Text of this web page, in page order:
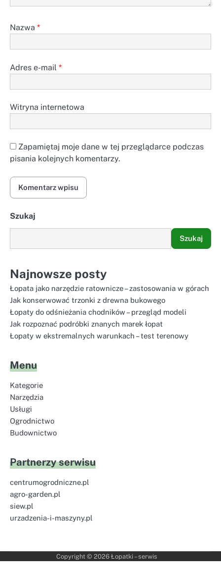
Nazwa *
Adres e-mail *
Witryna internetowa
Zapamiętaj moje dane w tej przeglądarce podczas
pisania kolejnych komentarzy.
Szukaj
Szukaj
Najnowsze posty
Łopata jako narzędzie ratownicze – zastosowania w górach
Jak konserwować trzonki z drewna bukowego
Łopaty do odśnieżania chodników – przegląd modeli
Jak rozpoznać podróbki znanych marek łopat
Łopaty w ekstremalnych warunkach – test terenowy
Menu
Kategorie
Narzędzia
Usługi
Ogrodnictwo
Budownictwo
Partnerzy serwisu
centrumogrodniczne.pl
agro-garden.pl
siew.pl
urzadzenia-i-maszyny.pl
Copyright © 2026 Łopatki – serwis